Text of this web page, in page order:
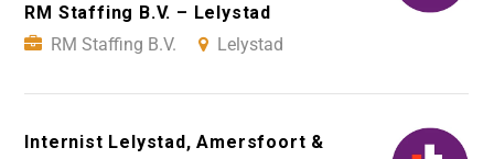
RM Staffing B.V. – Lelystad
RM Staffing B.V.
Lelystad
Internist Lelystad, Amersfoort &